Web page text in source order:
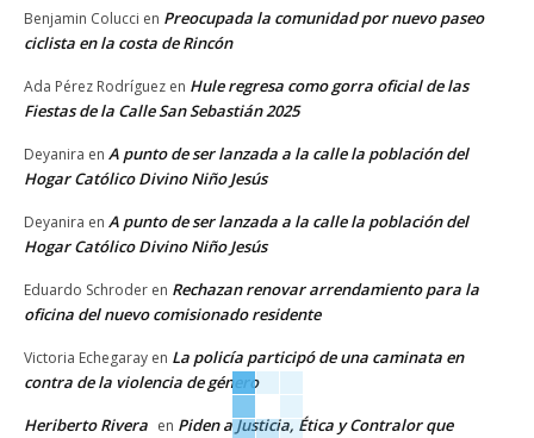
Benjamin Colucci en Preocupada la comunidad por nuevo paseo
ciclista en la costa de Rincón
Ada Pérez Rodríguez en Hule regresa como gorra oficial de las
Fiestas de la Calle San Sebastián 2025
Deyanira en A punto de ser lanzada a la calle la población del
Hogar Católico Divino Niño Jesús
Deyanira en A punto de ser lanzada a la calle la población del
Hogar Católico Divino Niño Jesús
Eduardo Schroder en Rechazan renovar arrendamiento para la
oficina del nuevo comisionado residente
Victoria Echegaray en La policía participó de una caminata en
contra de la violencia de género
Heriberto Rivera en Piden a Justicia, Ética y Contralor que